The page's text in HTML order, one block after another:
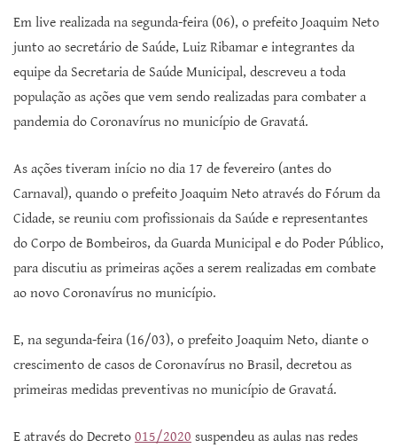
Em live realizada na segunda-feira (06), o prefeito Joaquim Neto
junto ao secretário de Saúde, Luiz Ribamar e integrantes da
equipe da Secretaria de Saúde Municipal, descreveu a toda
população as ações que vem sendo realizadas para combater a
pandemia do Coronavírus no município de Gravatá.
As ações tiveram início no dia 17 de fevereiro (antes do
Carnaval), quando o prefeito Joaquim Neto através do Fórum da
Cidade, se reuniu com profissionais da Saúde e representantes
do Corpo de Bombeiros, da Guarda Municipal e do Poder Público,
para discutiu as primeiras ações a serem realizadas em combate
ao novo Coronavírus no município.
E, na segunda-feira (16/03), o prefeito Joaquim Neto, diante o
crescimento de casos de Coronavírus no Brasil, decretou as
primeiras medidas preventivas no município de Gravatá.
E através do Decreto 015/2020 suspendeu as aulas nas redes